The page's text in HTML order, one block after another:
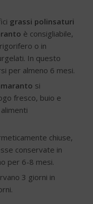
grassi polinsaturi
è consigliabile,
o in
In questo
per almeno 6 mesi.
si
fresco, buio e
chiuse,
conservate in
per 6-8 mesi.
3 giorni in